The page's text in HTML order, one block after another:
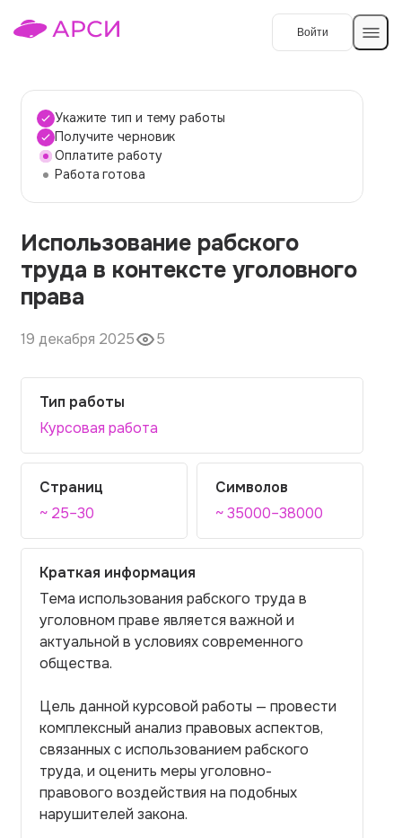
Войти
Темы работ
О сервисе
О компании
Наши гарантии
Вопросы и ответы
Контакты
Укажите тип и тему работы
Получите черновик
Оплатите работу
Работа готова
Использование рабского
труда в контексте уголовного
права
19 декабря 2025 5
Тип работы
Курсовая работа
Страниц
~ 25–30
Символов
~ 35000–38000
Краткая информация
Тема использования рабского труда в
уголовном праве является важной и
актуальной в условиях современного
общества.
Цель данной курсовой работы — провести
комплексный анализ правовых аспектов,
связанных с использованием рабского
труда, и оценить меры уголовно-
правового воздействия на подобных
нарушителей закона.